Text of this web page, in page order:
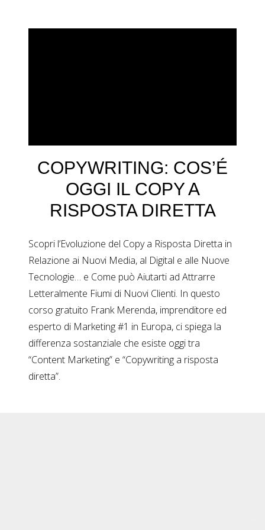
COPYWRITING: COS’É
OGGI IL COPY A
RISPOSTA DIRETTA
Scopri l’Evoluzione del Copy a Risposta Diretta in
Relazione ai Nuovi Media, al Digital e alle Nuove
Tecnologie… e Come può Aiutarti ad Attrarre
Letteralmente Fiumi di Nuovi Clienti. In questo
corso gratuito Frank Merenda, imprenditore ed
esperto di Marketing #1 in Europa, ci spiega la
differenza sostanziale che esiste oggi tra
“Content Marketing” e “Copywriting a risposta
diretta”.